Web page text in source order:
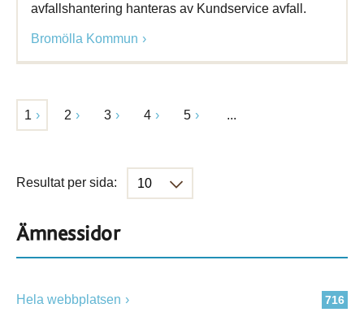
avfallshantering hanteras av Kundservice avfall.
Bromölla Kommun
1 2 3 4 5 ...
Resultat per sida:
Ämnessidor
716
Hela webbplatsen